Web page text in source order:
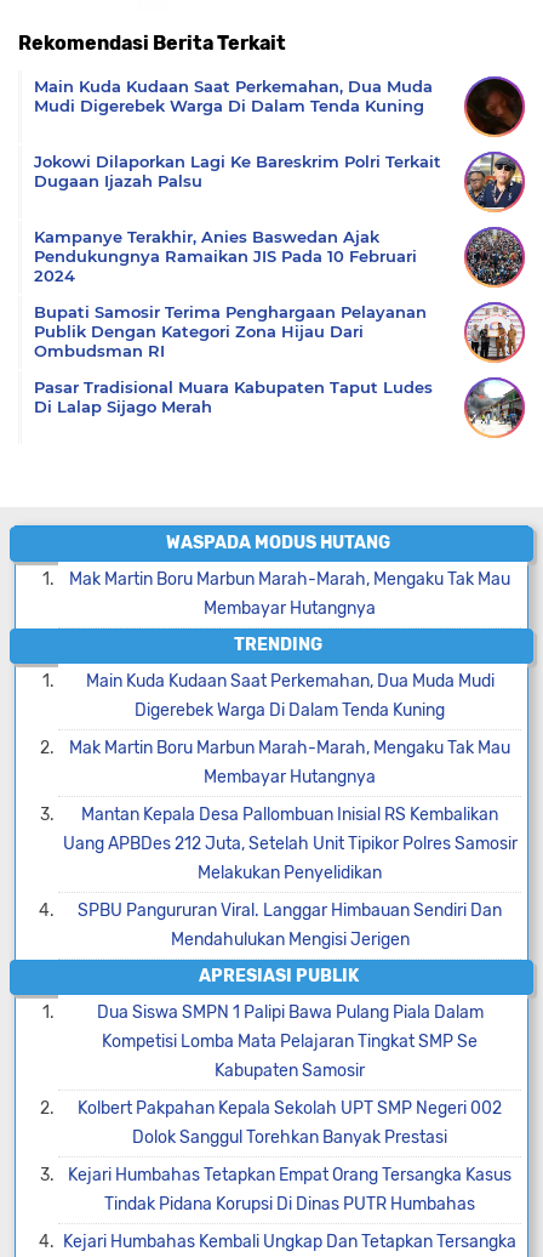
Rekomendasi Berita Terkait
Main Kuda Kudaan Saat Perkemahan, Dua Muda
Mudi Digerebek Warga Di Dalam Tenda Kuning
Jokowi Dilaporkan Lagi Ke Bareskrim Polri Terkait
Dugaan Ijazah Palsu
Kampanye Terakhir, Anies Baswedan Ajak
Pendukungnya Ramaikan JIS Pada 10 Februari
2024
Bupati Samosir Terima Penghargaan Pelayanan
Publik Dengan Kategori Zona Hijau Dari
Ombudsman RI
Pasar Tradisional Muara Kabupaten Taput Ludes
Di Lalap Sijago Merah
WASPADA MODUS HUTANG
Mak Martin Boru Marbun Marah-Marah, Mengaku Tak Mau
Membayar Hutangnya
TRENDING
Main Kuda Kudaan Saat Perkemahan, Dua Muda Mudi
Digerebek Warga Di Dalam Tenda Kuning
Mak Martin Boru Marbun Marah-Marah, Mengaku Tak Mau
Membayar Hutangnya
Mantan Kepala Desa Pallombuan Inisial RS Kembalikan
Uang APBDes 212 Juta, Setelah Unit Tipikor Polres Samosir
Melakukan Penyelidikan
SPBU Pangururan Viral. Langgar Himbauan Sendiri Dan
Mendahulukan Mengisi Jerigen
APRESIASI PUBLIK
Dua Siswa SMPN 1 Palipi Bawa Pulang Piala Dalam
Kompetisi Lomba Mata Pelajaran Tingkat SMP Se
Kabupaten Samosir
Kolbert Pakpahan Kepala Sekolah UPT SMP Negeri 002
Dolok Sanggul Torehkan Banyak Prestasi
Kejari Humbahas Tetapkan Empat Orang Tersangka Kasus
Tindak Pidana Korupsi Di Dinas PUTR Humbahas
Kejari Humbahas Kembali Ungkap Dan Tetapkan Tersangka